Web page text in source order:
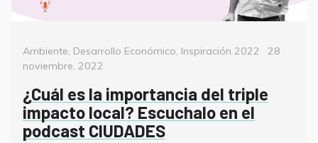
Categorías
Ambiente Desarrollo Económico Inspiración 2022
Posted
28
noviembre, 2022
¿Cuál es la importancia del triple
impacto local? Escuchalo en el
podcast CIUDADES